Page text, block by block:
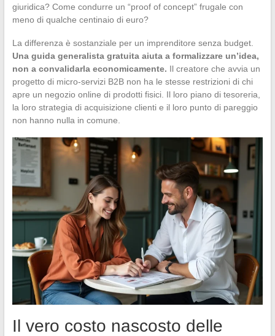
giuridica? Come condurre un “proof of concept” frugale con
meno di qualche centinaio di euro?
La differenza è sostanziale per un imprenditore senza budget.
Una guida generalista gratuita aiuta a formalizzare un’idea,
non a convalidarla economicamente. Il creatore che avvia un
progetto di micro-servizi B2B non ha le stesse restrizioni di chi
apre un negozio online di prodotti fisici. Il loro piano di tesoreria,
la loro strategia di acquisizione clienti e il loro punto di pareggio
non hanno nulla in comune.
Il vero costo nascosto delle